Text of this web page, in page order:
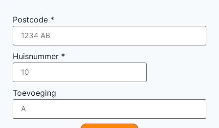
Postcode *
Huisnummer *
Toevoeging